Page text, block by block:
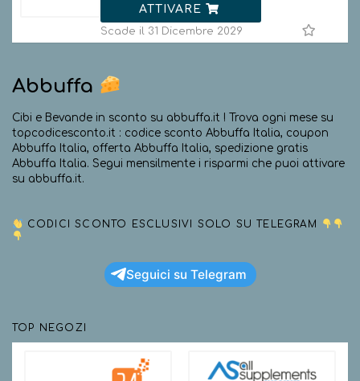
ATTIVARE
Scade il 31 Dicembre 2029
Abbuffa
Cibi e Bevande in sconto su abbuffa.it ! Trova ogni mese su
topcodicesconto.it : codice sconto Abbuffa Italia, coupon
Abbuffa Italia, offerta Abbuffa Italia, spedizione gratis
Abbuffa Italia. Segui mensilmente i risparmi che puoi attivare
su abbuffa.it.
CODICI SCONTO ESCLUSIVI SOLO SU TELEGRAM
Seguici su Telegram
TOP NEGOZI